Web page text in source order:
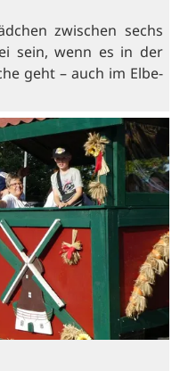
zwischen sechs
sein, wenn es in der
geht – auch im Elbe-